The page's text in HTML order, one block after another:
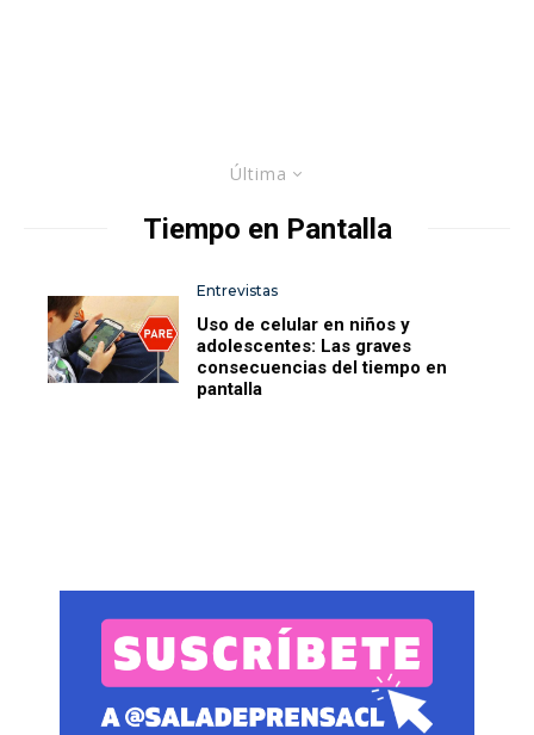
Última
Tiempo en Pantalla
Entrevistas
Uso de celular en niños y
adolescentes: Las graves
consecuencias del tiempo en
pantalla